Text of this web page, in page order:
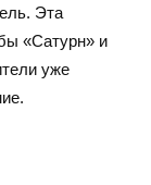
Эта
«Сатурн» и
уже